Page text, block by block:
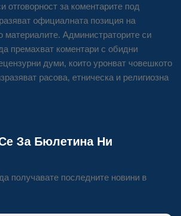
отговорност за коментарите под
официалната позиция на
материалите. Администраторите си
премахват коментари с обидни
думи, които уронват човешкото
расова, етническа и религиозна
За Бюлетина Ни
получавате последните новини в